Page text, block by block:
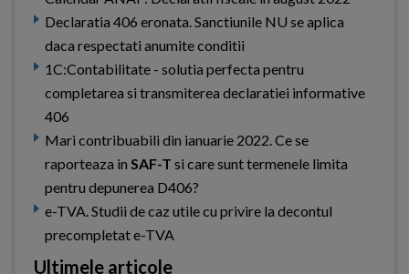
Declaratia 406 eronata. Sanctiunile NU se aplica
daca respectati anumite conditii
1C:Contabilitate - solutia perfecta pentru
completarea si transmiterea declaratiei informative
406
Mari contribuabili din ianuarie 2022. Ce se
raporteaza in SAF-T si care sunt termenele limita
pentru depunerea D406?
e-TVA. Studii de caz utile cu privire la decontul
precompletat e-TVA
Ultimele articole